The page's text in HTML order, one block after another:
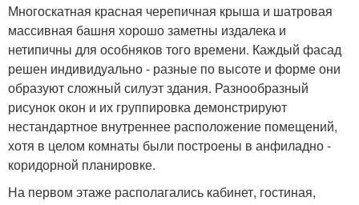
Многоскатная красная черепичная крыша и шатровая
массивная башня хорошо заметны издалека и
нетипичны для особняков того времени. Каждый фасад
решен индивидуально - разные по высоте и форме они
образуют сложный силуэт здания. Разнообразный
рисунок окон и их группировка демонстрируют
нестандартное внутреннее расположение помещений,
хотя в целом комнаты были построены в анфиладно -
коридорной планировке.
На первом этаже располагались кабинет, гостиная,